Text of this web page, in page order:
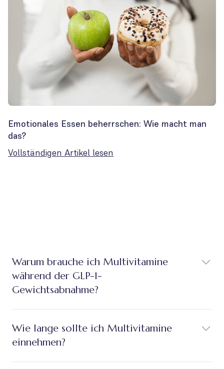
Emotionales Essen beherrschen: Wie macht man
das?
Vollständigen Artikel lesen
Warum brauche ich Multivitamine
während der GLP-1-
Gewichtsabnahme?
Wie lange sollte ich Multivitamine
einnehmen?